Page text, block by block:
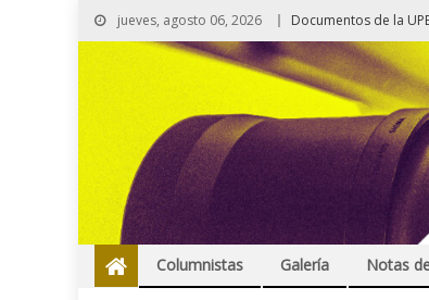
jueves, agosto 06, 2026 Documentos de la
Columnistas Galería Notas